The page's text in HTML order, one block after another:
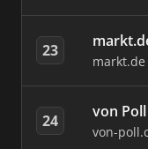
23
markt.de
24 von
von-